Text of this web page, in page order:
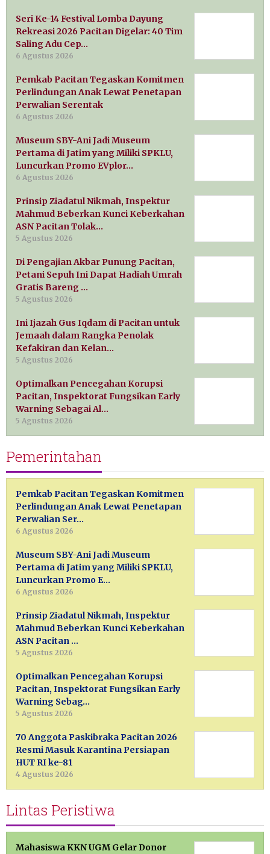
Seri Ke-14 Festival Lomba Dayung
Rekreasi 2026 Pacitan Digelar: 40 Tim
Saling Adu Cep…
6 Agustus 2026
Pemkab Pacitan Tegaskan Komitmen
Perlindungan Anak Lewat Penetapan
Perwalian Serentak
6 Agustus 2026
Museum SBY-Ani Jadi Museum
Pertama di Jatim yang Miliki SPKLU,
Luncurkan Promo EVplor…
6 Agustus 2026
Prinsip Ziadatul Nikmah, Inspektur
Mahmud Beberkan Kunci Keberkahan
ASN Pacitan Tolak…
5 Agustus 2026
Di Pengajian Akbar Punung Pacitan,
Petani Sepuh Ini Dapat Hadiah Umrah
Gratis Bareng …
5 Agustus 2026
Ini Ijazah Gus Iqdam di Pacitan untuk
Jemaah dalam Rangka Penolak
Kefakiran dan Kelan…
5 Agustus 2026
Optimalkan Pencegahan Korupsi
Pacitan, Inspektorat Fungsikan Early
Warning Sebagai Al…
5 Agustus 2026
Pemerintahan
Pemkab Pacitan Tegaskan Komitmen
Perlindungan Anak Lewat Penetapan
Perwalian Ser…
6 Agustus 2026
Museum SBY-Ani Jadi Museum
Pertama di Jatim yang Miliki SPKLU,
Luncurkan Promo E…
6 Agustus 2026
Prinsip Ziadatul Nikmah, Inspektur
Mahmud Beberkan Kunci Keberkahan
ASN Pacitan …
5 Agustus 2026
Optimalkan Pencegahan Korupsi
Pacitan, Inspektorat Fungsikan Early
Warning Sebag…
5 Agustus 2026
70 Anggota Paskibraka Pacitan 2026
Resmi Masuk Karantina Persiapan
HUT RI ke-81
4 Agustus 2026
Lintas Peristiwa
Mahasiswa KKN UGM Gelar Donor